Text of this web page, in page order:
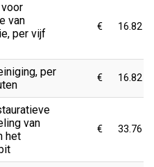
van
per vijf
€ 16.82
per
€ 16.82
van
het
€ 33.76